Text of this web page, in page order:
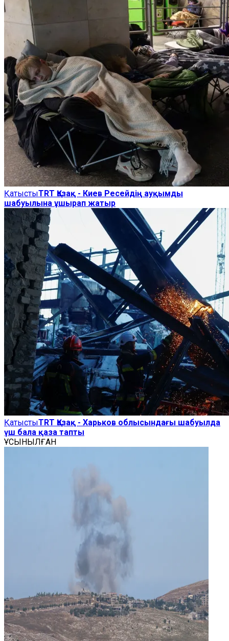
ҚатыстыTRT Қазақ - Киев Ресейдің ауқымды
шабуылына ұшырап жатыр
ҚатыстыTRT Қазақ - Харьков облысындағы шабуылда
үш бала қаза тапты
ҰСЫНЫЛҒАН